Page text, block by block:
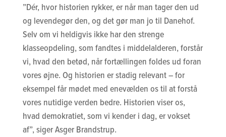
”Dér, hvor historien rykker, er når man tager den ud
og levendegør den, og det gør man jo til Danehof.
Selv om vi heldigvis ikke har den strenge
klasseopdeling, som fandtes i middelalderen, forstår
vi, hvad den betød, når fortællingen foldes ud foran
vores øjne. Og historien er stadig relevant – for
eksempel får mødet med enevælden os til at forstå
vores nutidige verden bedre. Historien viser os,
hvad demokratiet, som vi kender i dag, er vokset
af”, siger Asger Brandstrup.